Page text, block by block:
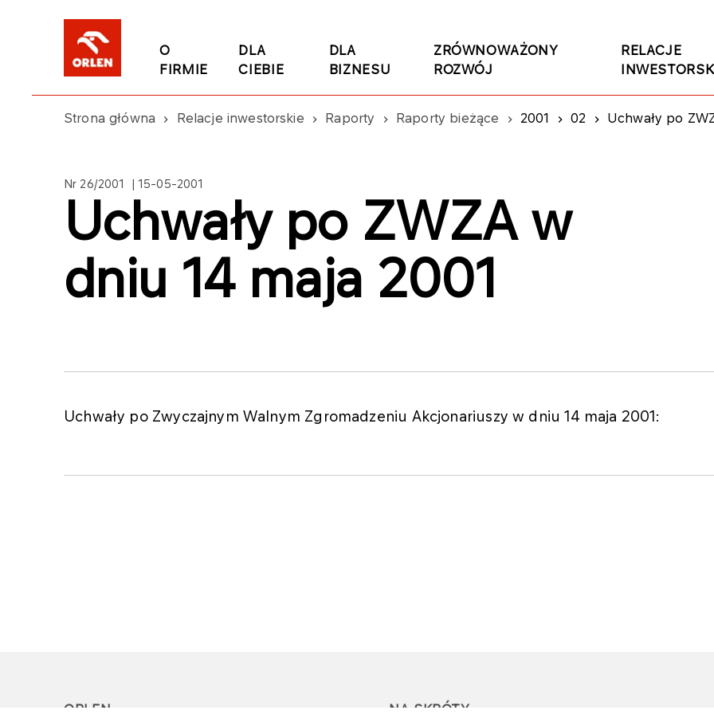
O
FIRMIE
DLA
CIEBIE
DLA
BIZNESU
ZRÓWNOWAŻONY
ROZWÓJ
RELACJE
Strona główna Relacje inwestorskie Raporty Raporty bieżące 2001 02 Uchwały po
Nr 26/2001 | 15-05-2001
Uchwały po ZWZA w
dniu 14 maja 2001
Uchwały po Zwyczajnym Walnym Zgromadzeniu Akcjonariuszy w dniu 14 maja 2001:
ORLEN NA SKRÓTY